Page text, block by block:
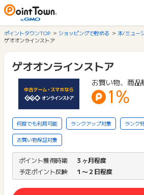
ポイントタウンTOP ショッピングで貯める
本/ミュー
ゲオオンラインストア
ゲオオンラインストア
お買い物、商品
1%
何度でも利用可能 ランクアップ対象 ランク
お買い物保証対象
ポイント獲得時期
３ヶ月程度
予定ポイント反映
１〜２日程度